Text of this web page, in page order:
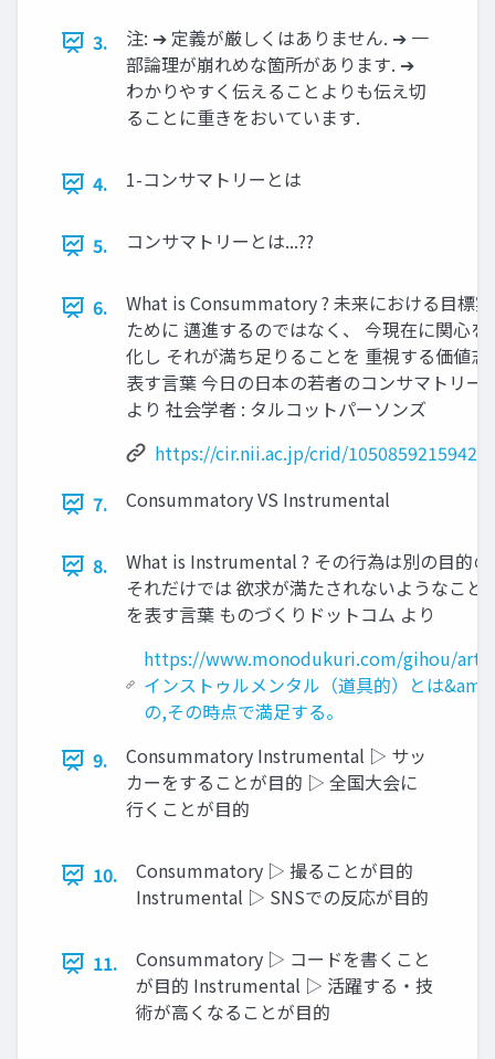
3.
注: ➔ 定義が厳しくはありません. ➔ 一
部論理が崩れめな箇所があります. ➔
わかりやすく伝えることよりも伝え切
ることに重きをおいています.
4. 1-コンサマトリーとは
5. コンサマトリーとは...??
6.
What is Consummatory ? 未来における目標
ために 邁進するのではなく、 今現在に関心を
化し それが満ち足りることを 重視する価値志
表す言葉 今日の日本の若者のコンサマトリー
より 社会学者 : タルコットパーソンズ
https://cir.nii.ac.jp/crid/
7.
Consummatory VS Instrumental
8.
What is Instrumental ? その行為は別の目的
それだけでは 欲求が満たされないようなこと
を表す言葉 ものづくりドットコム より
https://www.monodukuri.com/gihou/
インストゥルメンタル（道具的）とは
の,その時点で満足する。
9.
Consummatory Instrumental ▷ サッ
カーをすることが目的 ▷ 全国大会に
行くことが目的
10.
Consummatory ▷ 撮ることが目的
Instrumental ▷ SNSでの反応が目的
11.
Consummatory ▷ コードを書くこと
が目的 Instrumental ▷ 活躍する・技
術が高くなることが目的